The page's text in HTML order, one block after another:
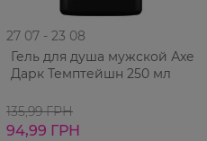
27 07 - 23 08
Гель для душа мужской Аxe
Дарк Темптейшн 250 мл
135,99 ГРН
94,99 ГРН